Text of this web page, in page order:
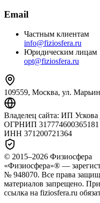
Email
Частным клиентам
info@fiziosfera.ru
Юридическим лицам
opt@fiziosfera.ru
109559, Москва, ул.
Владелец сайта: ИП Ускова
ОГРНИП 317774600365181
ИНН 371200721364
© 2015–2026 Физиосфера
«Физиосфера»® —
№ 948070. Все права
материалов запрещено.
ссылка на fiziosfera.ru